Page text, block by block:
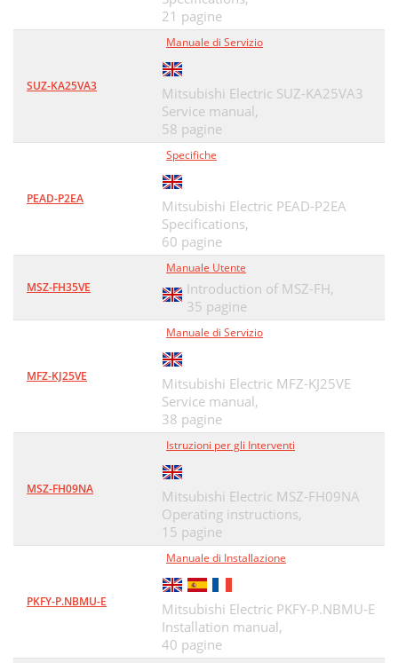
21 pagine
SUZ-KA25VA3
Manuale di Servizio
Mitsubishi Electric SUZ-KA25VA3
Service manual,
58 pagine
PEAD-P2EA
Specifiche
Mitsubishi Electric PEAD-P2EA
Specifications,
60 pagine
MSZ-FH35VE
Manuale Utente
Introduction of MSZ-FH,
35 pagine
MFZ-KJ25VE
Manuale di Servizio
Mitsubishi Electric MFZ-KJ25VE
Service manual,
38 pagine
MSZ-FH09NA
Istruzioni per gli Interventi
Mitsubishi Electric MSZ-FH09NA
Operating instructions,
15 pagine
PKFY-P.NBMU-E
Manuale di Installazione
Mitsubishi Electric PKFY-P.NBMU-E
Installation manual,
40 pagine